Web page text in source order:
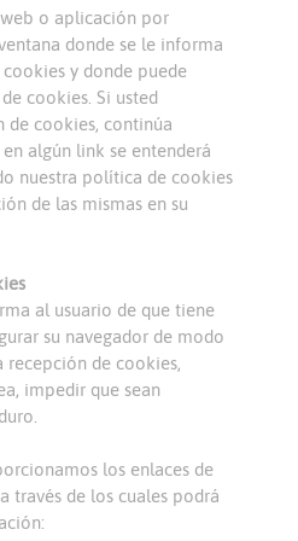
o aplicación por
donde se le informa
y donde puede
cookies. Si usted
de cookies, continúa
algún link se entenderá
nuestra política de cookies
de las mismas en su
al usuario de que tiene
su navegador de modo
recepción de cookies,
impedir que sean
los enlaces de
través de los cuales podrá